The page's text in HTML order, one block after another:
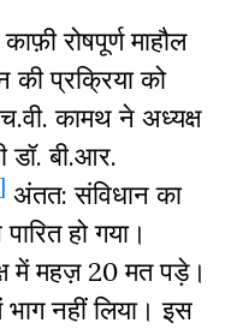
रोषपूर्ण माहौल
की प्रक्रिया को
कामथ ने अध्यक्ष
डॉ. बी.आर.
अंतत: संविधान का
हो गया।
में महज़ 20 मत पड़े।
नहीं लिया। इस